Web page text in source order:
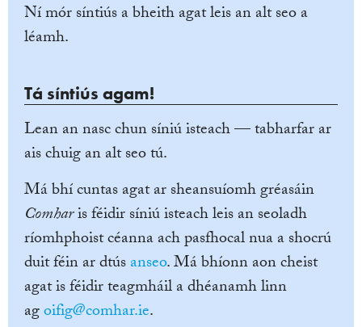
Ní mór síntiús a bheith agat leis an alt seo a
léamh.
Tá síntiús agam!
Lean an nasc chun síniú isteach — tabharfar ar
ais chuig an alt seo tú.
Má bhí cuntas agat ar sheansuíomh gréasáin
Comharis féidir síniú isteach leis an seoladh
ríomhphoist céanna ach pasfhocal nua a shocrú
duit féin ar dtúsanseo. Má bhíonn aon cheist
agat is féidir teagmháil a dhéanamh linn
agoifig@comhar.ie.